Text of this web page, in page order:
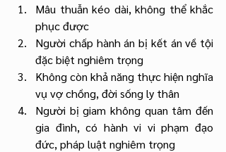
Mâu thuẫn kéo dài, không thể khắc
phục được
Người chấp hành án bị kết án về tội
đặc biệt nghiêm trọng
Không còn khả năng thực hiện nghĩa
vụ vợ chồng, đời sống ly thân
Người bị giam không quan tâm đến
gia đình, có hành vi vi phạm đạo
đức, pháp luật nghiêm trọng